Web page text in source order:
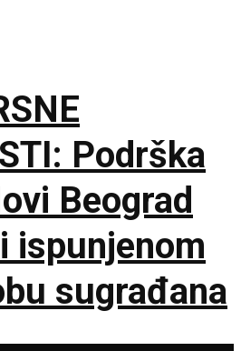
Podrška
Beograd
ispunjenom
sugrađana